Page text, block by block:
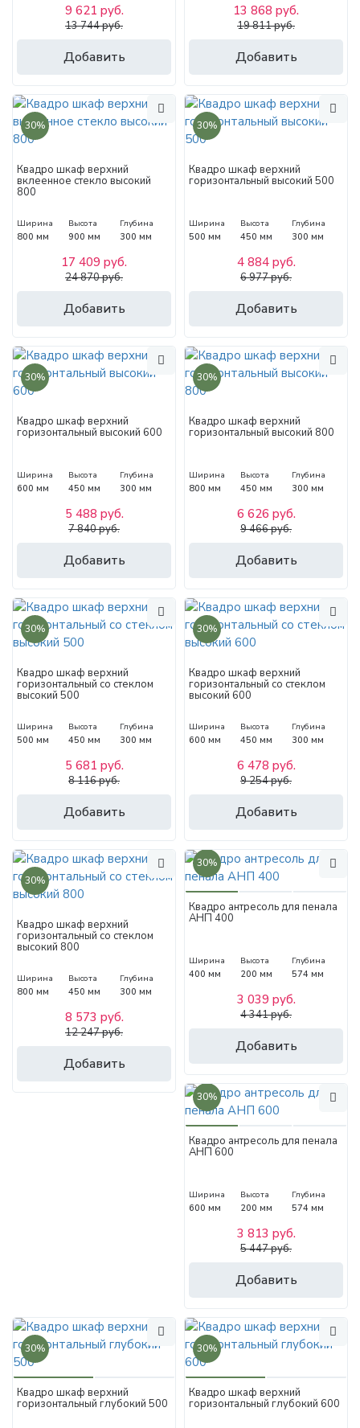
Добавить
9 621 руб.
13 744 руб.
Добавить
13 868 руб.
19 811 руб.
30%
Квадро шкаф верхний
вклеенное стекло высокий
800
Ширина
800 мм
Высота
900 мм
Глубина
300 мм
Добавить
17 409 руб.
24 870 руб.
30%
Квадро шкаф верхний
горизонтальный высокий 500
Ширина
500 мм
Высота
450 мм
Глубина
300 мм
Добавить
4 884 руб.
6 977 руб.
30%
Квадро шкаф верхний
горизонтальный высокий 600
Ширина
600 мм
Высота
450 мм
Глубина
300 мм
Добавить
5 488 руб.
7 840 руб.
30%
Квадро шкаф верхний
горизонтальный высокий 800
Ширина
800 мм
Высота
450 мм
Глубина
300 мм
Добавить
6 626 руб.
9 466 руб.
30%
Квадро шкаф верхний
горизонтальный со стеклом
высокий 500
Ширина
500 мм
Высота
450 мм
Глубина
300 мм
Добавить
5 681 руб.
8 116 руб.
30%
Квадро шкаф верхний
горизонтальный со стеклом
высокий 600
Ширина
600 мм
Высота
450 мм
Глубина
300 мм
Добавить
6 478 руб.
9 254 руб.
30%
Квадро шкаф верхний
горизонтальный со стеклом
высокий 800
Ширина
800 мм
Высота
450 мм
Глубина
300 мм
Добавить
8 573 руб.
12 247 руб.
30%
Квадро антресоль для пенала
АНП 400
Ширина
400 мм
Высота
200 мм
Глубина
574 мм
Добавить
3 039 руб.
4 341 руб.
30%
Квадро антресоль для пенала
АНП 600
Ширина
600 мм
Высота
200 мм
Глубина
574 мм
Добавить
3 813 руб.
5 447 руб.
30%
Квадро шкаф верхний
горизонтальный глубокий 500
30%
Квадро шкаф верхний
горизонтальный глубокий 600